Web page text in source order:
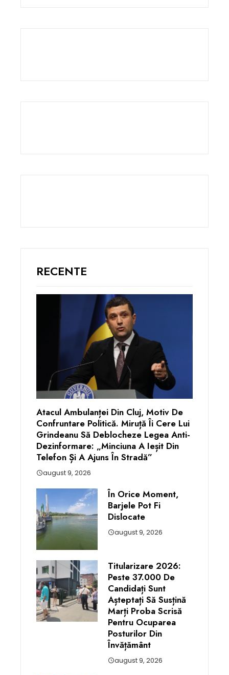
RECENTE
Atacul Ambulanței Din Cluj, Motiv De
Confruntare Politică. Miruță Îi Cere Lui
Grindeanu Să Deblocheze Legea Anti-
Dezinformare: „Minciuna A Ieșit Din
Telefon Și A Ajuns În Stradă”
august 9, 2026
În Orice Moment,
Barjele Pot Fi
Dislocate
august 9, 2026
Titularizare 2026:
Peste 37.000 De
Candidați Sunt
Așteptați Să Susțină
Marți Proba Scrisă
Pentru Ocuparea
Posturilor Din
Învățământ
august 9, 2026